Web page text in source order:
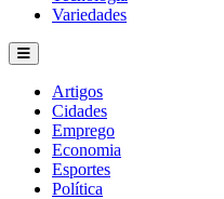
Variedades
Artigos
Cidades
Emprego
Economia
Esportes
Política